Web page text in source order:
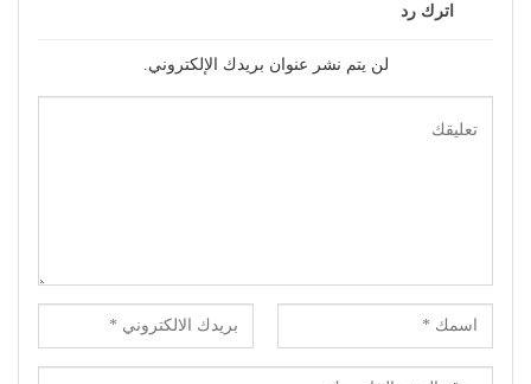
اترك رد
لن يتم نشر عنوان بريدك الإلكتروني.